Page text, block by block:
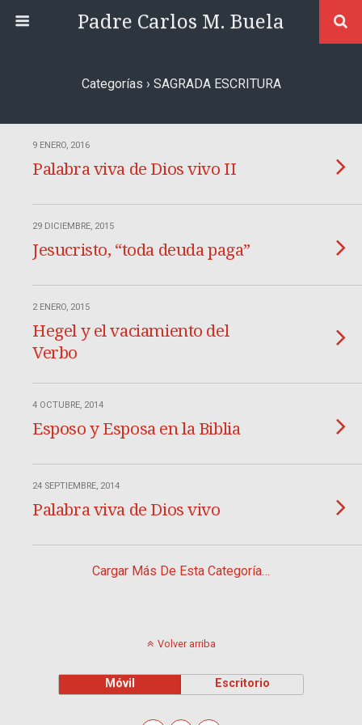
Padre Carlos M. Buela
Categorías › SAGRADA ESCRITURA
9 ENERO, 2016
Palabra viva de Dios vivo II
29 DICIEMBRE, 2015
Jesucristo, “toda deuda paga”
2 ENERO, 2015
Hegel y el vaciamiento del
Verbo
4 OCTUBRE, 2014
Esposo y Esposa en la Biblia
24 SEPTIEMBRE, 2014
Palabra viva de Dios vivo
Cargar Más De Esta Categoría…
Volver arriba
Móvil Escritorio